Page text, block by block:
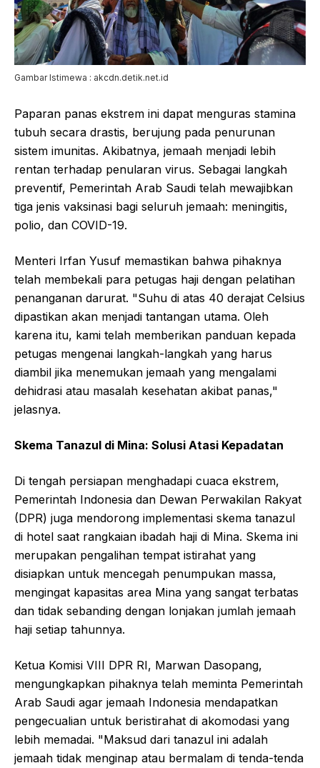
Gambar Istimewa : akcdn.detik.net.id
Paparan panas ekstrem ini dapat menguras stamina
tubuh secara drastis, berujung pada penurunan
sistem imunitas. Akibatnya, jemaah menjadi lebih
rentan terhadap penularan virus. Sebagai langkah
preventif, Pemerintah Arab Saudi telah mewajibkan
tiga jenis vaksinasi bagi seluruh jemaah: meningitis,
polio, dan COVID-19.
Menteri Irfan Yusuf memastikan bahwa pihaknya
telah membekali para petugas haji dengan pelatihan
penanganan darurat. "Suhu di atas 40 derajat Celsius
dipastikan akan menjadi tantangan utama. Oleh
karena itu, kami telah memberikan panduan kepada
petugas mengenai langkah-langkah yang harus
diambil jika menemukan jemaah yang mengalami
dehidrasi atau masalah kesehatan akibat panas,"
jelasnya.
Skema Tanazul di Mina: Solusi Atasi Kepadatan
Di tengah persiapan menghadapi cuaca ekstrem,
Pemerintah Indonesia dan Dewan Perwakilan Rakyat
(DPR) juga mendorong implementasi skema tanazul
di hotel saat rangkaian ibadah haji di Mina. Skema ini
merupakan pengalihan tempat istirahat yang
disiapkan untuk mencegah penumpukan massa,
mengingat kapasitas area Mina yang sangat terbatas
dan tidak sebanding dengan lonjakan jumlah jemaah
haji setiap tahunnya.
Ketua Komisi VIII DPR RI, Marwan Dasopang,
mengungkapkan pihaknya telah meminta Pemerintah
Arab Saudi agar jemaah Indonesia mendapatkan
pengecualian untuk beristirahat di akomodasi yang
lebih memadai. "Maksud dari tanazul ini adalah
jemaah tidak menginap atau bermalam di tenda-tenda